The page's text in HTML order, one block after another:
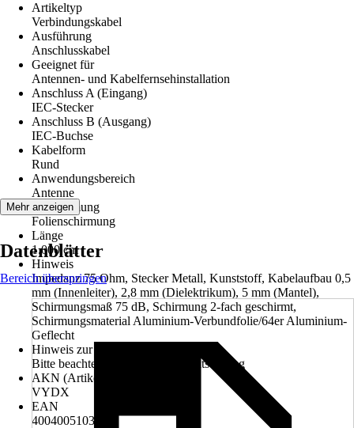
Artikeltyp
Verbindungskabel
Ausführung
Anschlusskabel
Geeignet für
Antennen- und Kabelfernsehinstallation
Anschluss A (Eingang)
IEC-Stecker
Anschluss B (Ausgang)
IEC-Buchse
Kabelform
Rund
Anwendungsbereich
Antenne
Abschirmung
Folienschirmung
Länge
1.000 cm
Hinweis
Impedanz 75 Ohm, Stecker Metall, Kunststoff, Kabelaufbau 0,5
mm (Innenleiter), 2,8 mm (Dielektrikum), 5 mm (Mantel),
Schirmungsmaß 75 dB, Schirmung 2-fach geschirmt,
Schirmungsmaterial Aluminium-Verbundfolie/64er Aluminium-
Geflecht
Hinweis zur Entsorgung
Bitte beachte die Hinweise zur Entsorgung
AKN (Artikelkurznummer)
VYDX
EAN
4004005103731
Mehr anzeigen
Datenblätter
Bereich überspringen